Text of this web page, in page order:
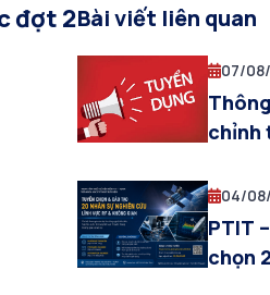
đợt 2Bài viết liên quan
07/
chỉnh
chức
2026
Công
04/
PTIT
chọn